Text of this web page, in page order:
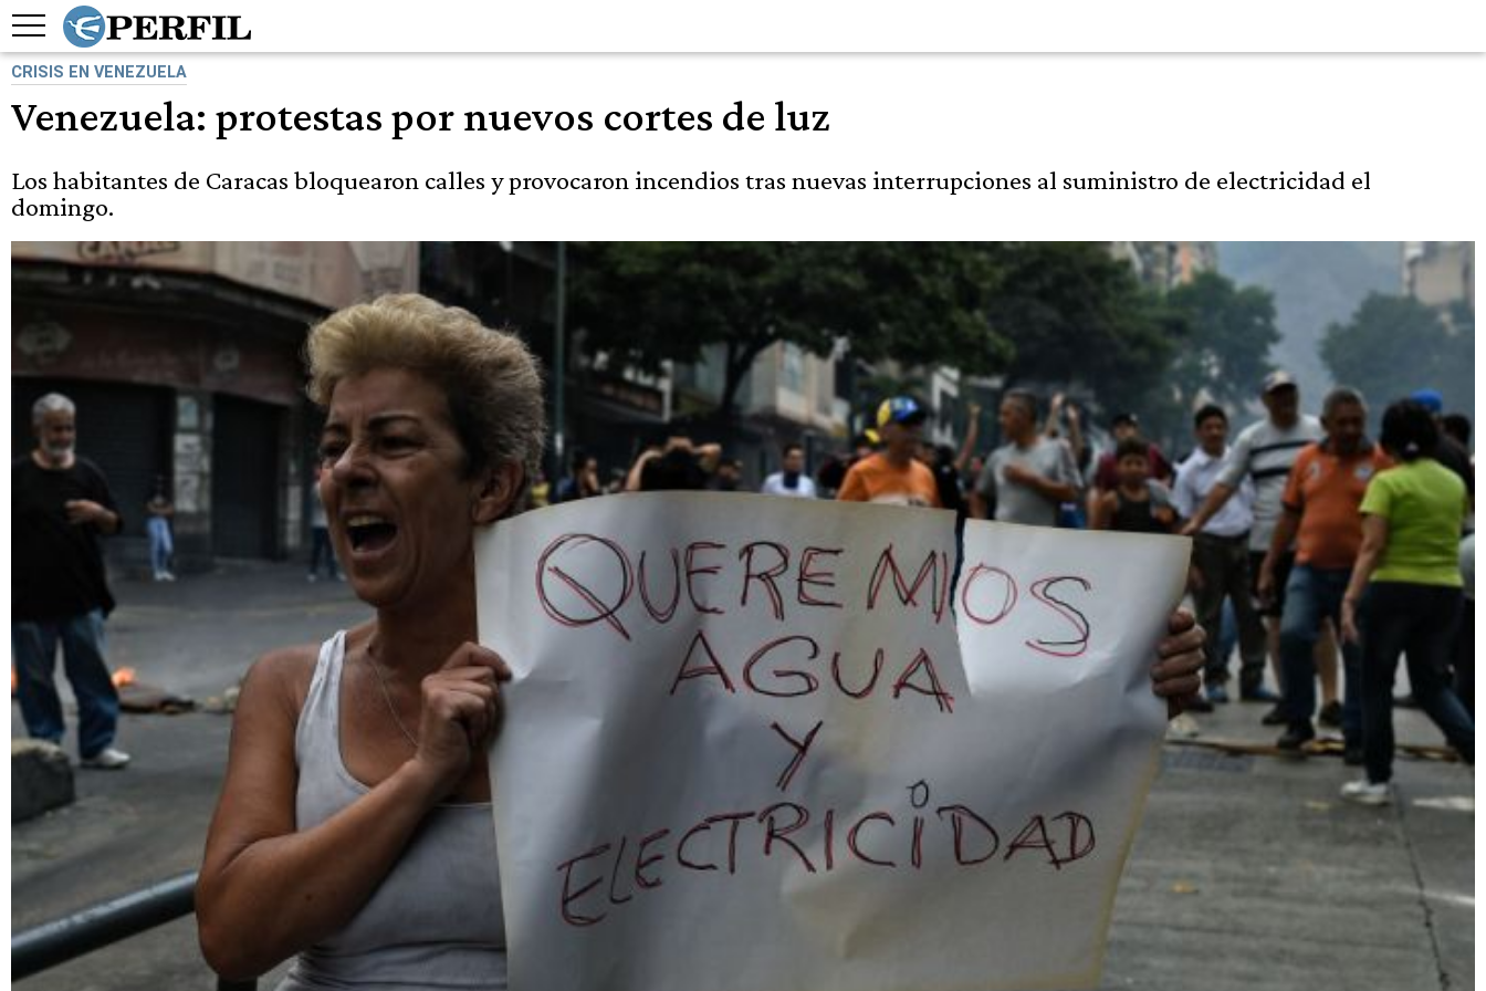
CRISIS EN VENEZUELA
Venezuela: protestas por nuevos cortes de luz
Los habitantes de Caracas bloquearon calles y provocaron incendios tras nuevas interrupciones al suministro de electricidad el
domingo.